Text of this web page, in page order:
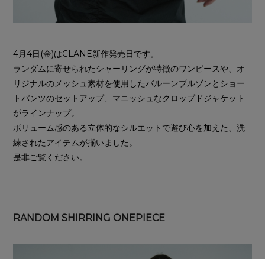
4月4日(金)はCLANE新作発売日です。
ランダムに寄せられたシャーリングが特徴のワンピースや、オ
リジナルのメッシュ素材を使用したバルーンブルゾンとショー
トパンツのセットアップ、マニッシュなクロップドジャケット
がラインナップ。
ボリューム感のある立体的なシルエットで遊び心を加えた、洗
練されたアイテムが揃いました。
是非ご覧ください。
RANDOM SHIRRING ONEPIECE